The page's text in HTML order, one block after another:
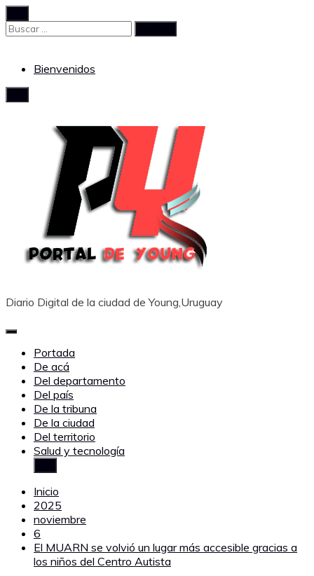
al
contenido
Buscar:
Bienvenidos
Diario Digital de la ciudad de Young,Uruguay
Portada
De acá
Del departamento
Del país
De la tribuna
De la ciudad
Del territorio
Salud y tecnología
Inicio
2025
noviembre
6
El MUARN se volvió un lugar más accesible gracias a
los niños del Centro Autista